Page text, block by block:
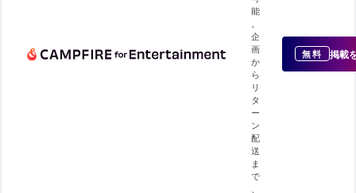
能
企
画
か
ら
リ
タ
ー
ン
配
送
ま
で
無料 掲載